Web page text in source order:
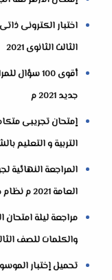
اختبار الكترونى
الثالث الثانوى 2021
أقوى 100
جديد 2021 م
إمتحان تجريبى
التربية و التعليم
المراجعة النهائية
العامة 2021 م نظام جديد
مراجعة ليلة امتحان
والكلمات للصف الثالث
تحميل إختبار